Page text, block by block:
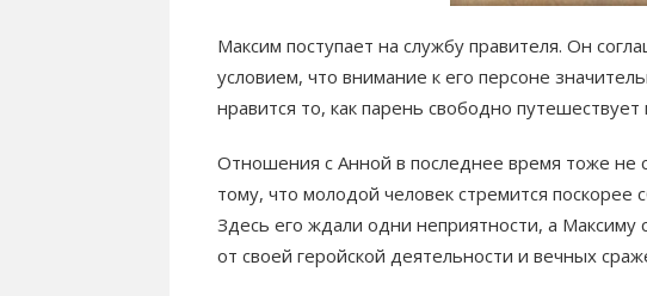
Максим поступает на службу правителя. Он
условием, что внимание к его персоне
нравится то, как парень свободно
Отношения с Анной в последнее время тоже не
тому, что молодой человек стремится
Здесь его ждали одни неприятности, а Максиму
от своей геройской деятельности и вечных